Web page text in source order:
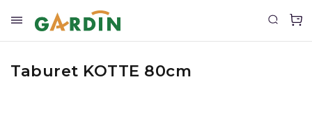
Taburet KOTTE 80cm